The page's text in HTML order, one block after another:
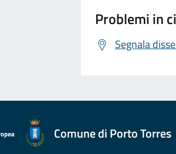
Problemi in
Segnala
Comune di Porto Torres